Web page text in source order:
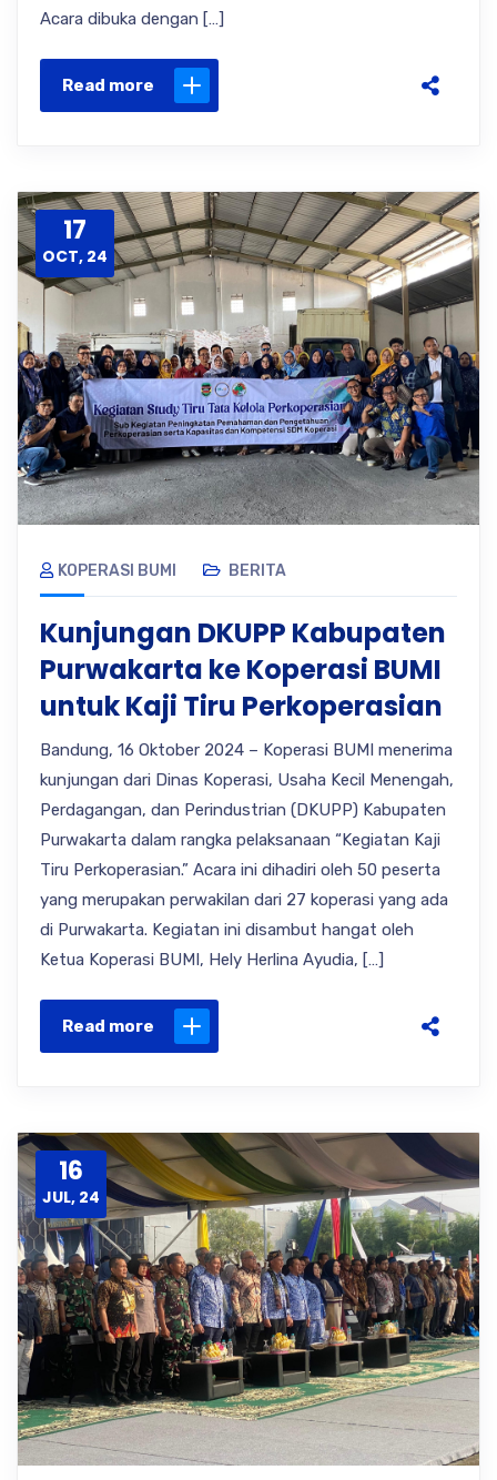
Acara dibuka dengan […]
Read more
17
OCT, 24
KOPERASI BUMI BERITA
Kunjungan DKUPP Kabupaten
Purwakarta ke Koperasi BUMI
untuk Kaji Tiru Perkoperasian
Bandung, 16 Oktober 2024 – Koperasi BUMI menerima
kunjungan dari Dinas Koperasi, Usaha Kecil Menengah,
Perdagangan, dan Perindustrian (DKUPP) Kabupaten
Purwakarta dalam rangka pelaksanaan “Kegiatan Kaji
Tiru Perkoperasian.” Acara ini dihadiri oleh 50 peserta
yang merupakan perwakilan dari 27 koperasi yang ada
di Purwakarta. Kegiatan ini disambut hangat oleh
Ketua Koperasi BUMI, Hely Herlina Ayudia, […]
Read more
16
JUL, 24